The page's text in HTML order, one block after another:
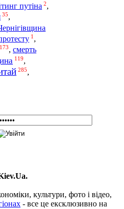
путіна 2,
35,
1 ,
173, смерть
119,
285,
культури, фото і відео,
- все це ексклюзивно на